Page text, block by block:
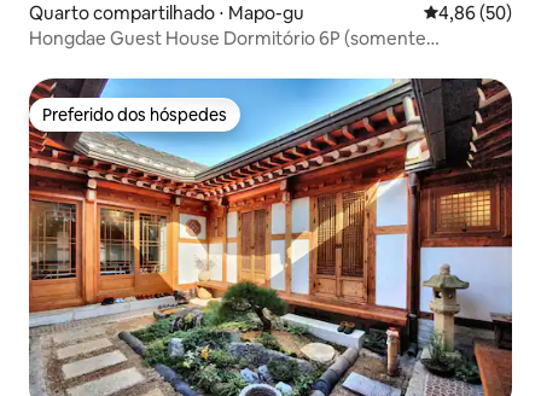
Quarto compartilhado ⋅ Mapo-gu 4,86 de uma
4,86 (50)
Hongdae Guest House Dormitório 6P (somente
Preferido dos hóspedes
Preferido dos hóspedes